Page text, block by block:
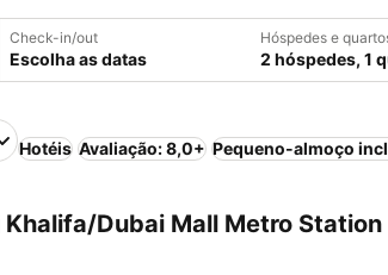
Check-in/out
Escolha as datas
Hóspedes e
2 hóspedes, 1
Metro Station
Hotéis Avaliação: 8,0+ Pequeno-almoço
Dubai Mall Metro Station